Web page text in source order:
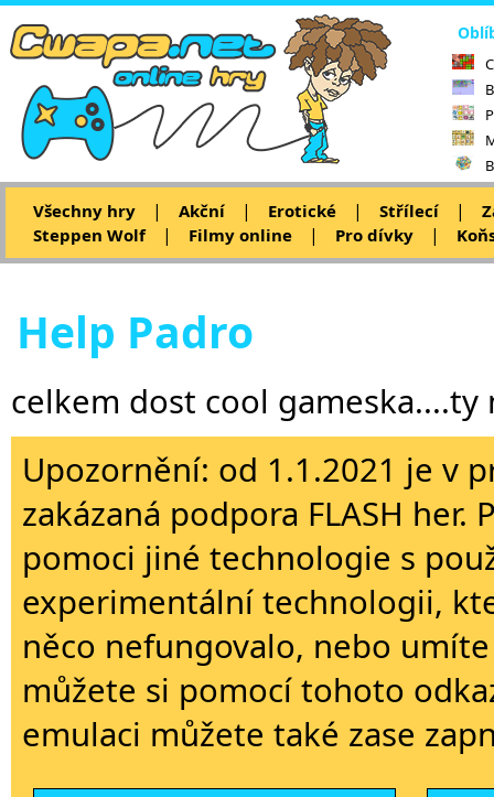
Všechny hry | Akční | Erotické | Střílecí |
Steppen Wolf
| Filmy online | Pro dívky |
Help Padro
celkem dost cool
Upozornění: od 1.1.2021 je v
zakázaná podpora FLASH
pomoci jiné technologie s
experimentální technologii,
něco nefungovalo, nebo
můžete si pomocí tohoto
emulaci můžete také zase